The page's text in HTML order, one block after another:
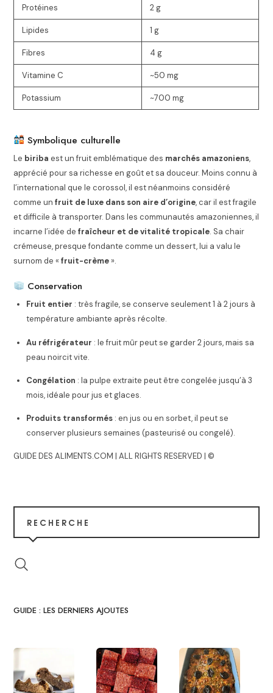
Protéines 2 g
Lipides 1 g
Fibres 4 g
Vitamine C ~50 mg
Potassium ~700 mg
Symbolique culturelle
Le biriba est un fruit emblématique des marchés amazoniens,
apprécié pour sa richesse en goût et sa douceur. Moins connu à
l’international que le corossol, il est néanmoins considéré
comme unfruit de luxe dans son aire d’origine, car il est fragile
et difficile à transporter. Dans les communautés amazoniennes, il
incarne l’idée defraîcheur et de vitalité tropicale. Sa chair
crémeuse, presque fondante comme un dessert, lui a valu le
surnom de «fruit-crème ».
Conservation
Fruit entier : très fragile, se conserve seulement 1 à 2 jours à
température ambiante après récolte.
Au réfrigérateur : le fruit mûr peut se garder 2 jours, mais sa
peau noircit vite.
Congélation : la pulpe extraite peut être congelée jusqu’à 3
mois, idéale pour jus et glaces.
Produits transformés : en jus ou en sorbet, il peut se
conserver plusieurs semaines (pasteurisé ou congelé).
GUIDE DES ALIMENTS.COM | ALL RIGHTS RESERVED | ©
RECHERCHE
GUIDE : LES DERNIERS AJOUTES